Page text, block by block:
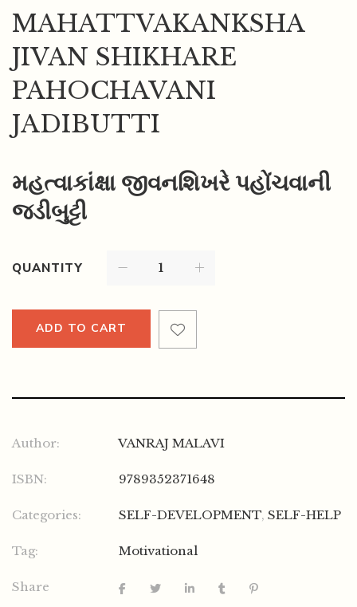
MAHATTVAKANKSHA
JIVAN SHIKHARE
PAHOCHAVANI
JADIBUTTI
મહત્વાકાંક્ષા જીવનશિખરે પહોંચવાની
જડીબુટ્ટી
QUANTITY
ADD TO CART
Author: VANRAJ MALAVI
ISBN: 9789352371648
Categories: SELF-DEVELOPMENT, SELF-HELP
Tag: Motivational
Share